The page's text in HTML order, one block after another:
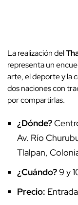
La realización del
representa un
arte, el deporte y la
dos naciones con
por compartirlas.
¿Dónde?
Av. Río
Tlalpan,
¿Cuándo?9 y
Precio: